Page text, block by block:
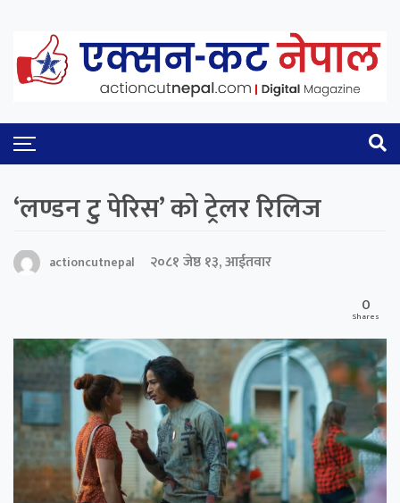
‘लण्डन टु पेरिस’ को ट्रेलर रिलिज
actioncutnepal
२०८१ जेष्ठ १३, आईतवार
0
Shares